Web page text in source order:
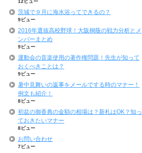
12ビュー
茨城で９月に海水浴ってできるの？
9ビュー
2016年選抜高校野球！大阪桐蔭の戦力分析とメ
ンバーまとめ
9ビュー
運動会の音楽使用の著作権問題！先生が知って
おくべきことは？
9ビュー
暑中見舞いの返事をメールでする時のマナー！
例文も紹介！
8ビュー
初盆の御香典の金額の相場は？新札はOK？知っ
ておきたいマナー
8ビュー
お問い合わせ
7ビュー